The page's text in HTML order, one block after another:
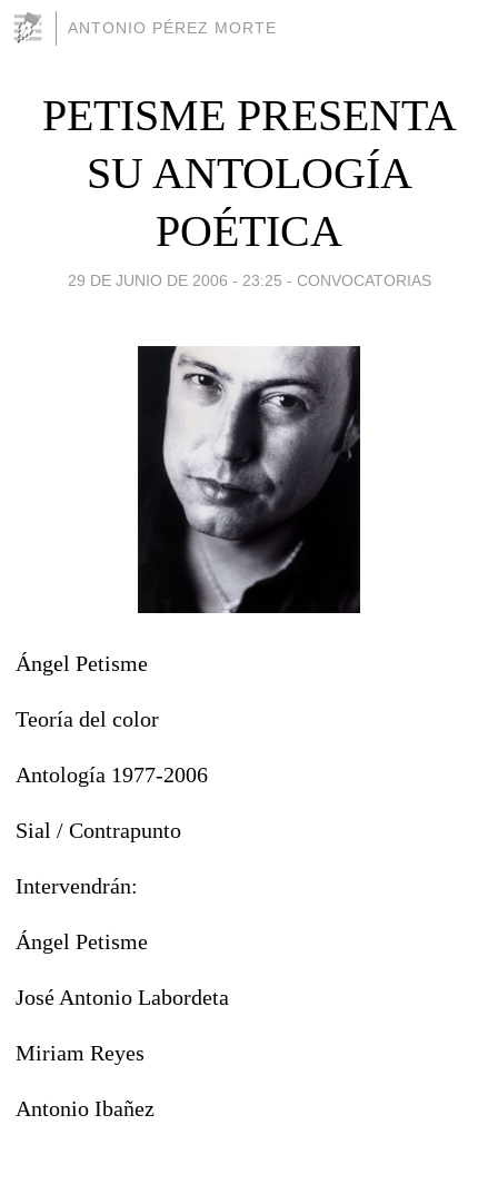
ANTONIO PÉREZ MORTE
PETISME PRESENTA
SU ANTOLOGÍA
POÉTICA
29 DE JUNIO DE 2006 - 23:25 - CONVOCATORIAS
Ángel Petisme
Teoría del color
Antología 1977-2006
Sial / Contrapunto
Intervendrán:
Ángel Petisme
José Antonio Labordeta
Miriam Reyes
Antonio Ibañez